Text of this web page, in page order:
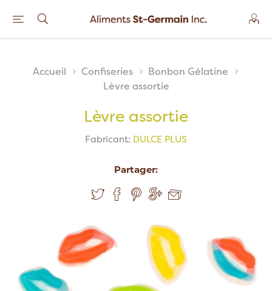
Accueil Confiseries
Bonbon Gélatine
Lèvre assortie
Lèvre assortie
Fabricant: DULCE PLUS
Partager: